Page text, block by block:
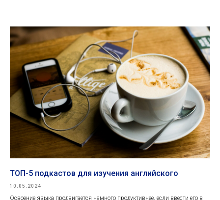
ТОП-5 подкастов для изучения английского
10.05.2024
Освоение языка продвигается намного продуктивнее, если ввести его в